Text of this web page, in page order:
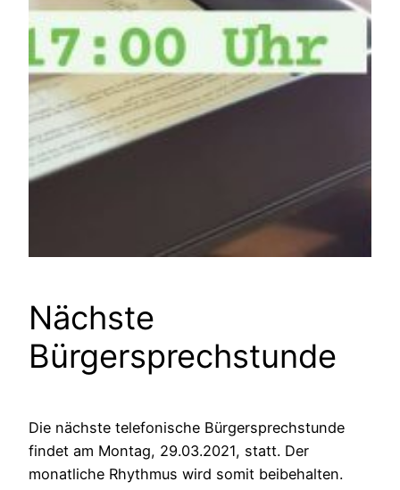
Nächste
Bürgersprechstunde
Die nächste telefonische Bürgersprechstunde
findet am Montag, 29.03.2021, statt. Der
monatliche Rhythmus wird somit beibehalten.